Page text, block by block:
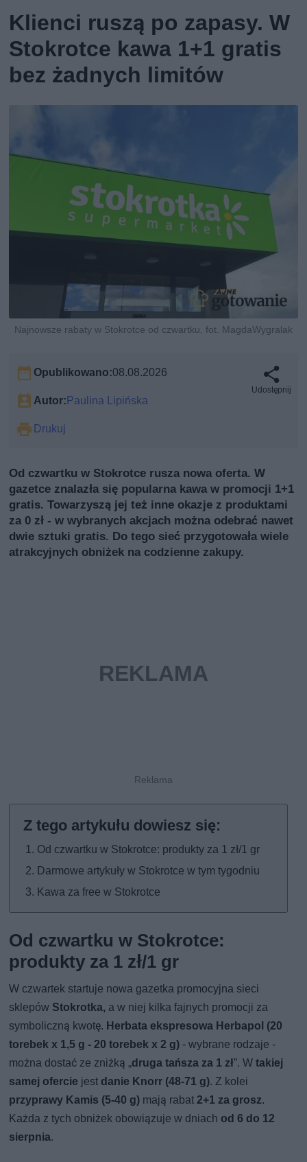
Klienci ruszą po zapasy. W
Stokrotce kawa 1+1 gratis
bez żadnych limitów
Najnowsze rabaty w Stokrotce od czwartku, fot. MagdaWygralak
Opublikowano:08.08.2026
Autor:Paulina Lipińska
Drukuj
Udostępnij
Od czwartku w Stokrotce rusza nowa oferta. W
gazetce znalazła się popularna kawa w promocji 1+1
gratis. Towarzyszą jej też inne okazje z produktami
za 0 zł - w wybranych akcjach można odebrać nawet
dwie sztuki gratis. Do tego sieć przygotowała wiele
atrakcyjnych obniżek na codzienne zakupy.
Od czwartku w Stokrotce: produkty za 1 zł/1 gr
Darmowe artykuły w Stokrotce w tym tygodniu
Kawa za free w Stokrotce
Od czwartku w Stokrotce:
produkty za 1 zł/1 gr
W czwartek startuje nowa gazetka promocyjna sieci
sklepów Stokrotka, a w niej kilka fajnych promocji za
symboliczną kwotę. Herbata ekspresowa Herbapol (20
torebek x 1,5 g - 20 torebek x 2 g) - wybrane rodzaje -
można dostać ze zniżką „druga tańsza za 1 zł”. Wtakiej
samej ofercie jest danie Knorr (48-71 g). Z kolei
przyprawy Kamis (5-40 g) mają rabat2+1 za grosz.
Każda z tych obniżek obowiązuje w dniach od 6 do 12
sierpnia.